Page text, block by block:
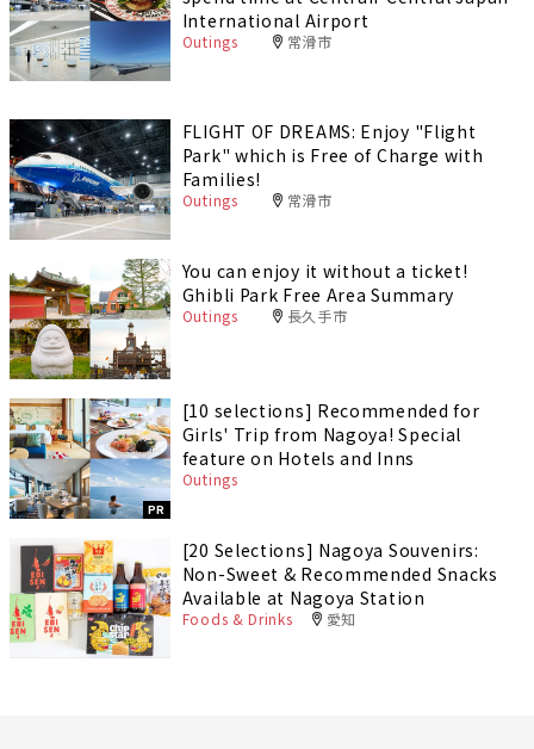
International Airport
Outings 常滑市
FLIGHT OF DREAMS: Enjoy "Flight
Park" which is Free of Charge with
Families!
Outings 常滑市
You can enjoy it without a ticket!
Ghibli Park Free Area Summary
Outings 長久手市
PR
[10 selections] Recommended for
Girls' Trip from Nagoya! Special
feature on Hotels and Inns
Outings
[20 Selections] Nagoya Souvenirs:
Non-Sweet & Recommended Snacks
Available at Nagoya Station
Foods & Drinks 愛知